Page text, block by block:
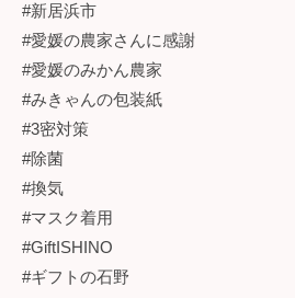
#新居浜市
#愛媛の農家さんに感謝
#愛媛のみかん農家
#みきゃんの包装紙
#3密対策
#除菌
#換気
#マスク着用
#GiftISHINO
#ギフトの石野